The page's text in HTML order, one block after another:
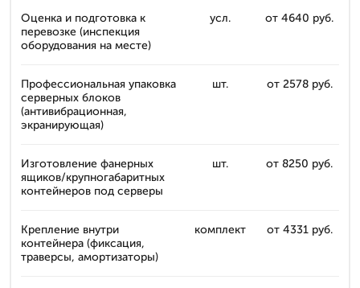
Оценка и подготовка к
перевозке (инспекция
оборудования на месте)
усл. от 4640 руб.
Профессиональная упаковка
серверных блоков
(антивибрационная,
экранирующая)
шт. от 2578 руб.
Изготовление фанерных
ящиков/крупногабаритных
контейнеров под серверы
шт. от 8250 руб.
Крепление внутри
контейнера (фиксация,
траверсы, амортизаторы)
комплект от 4331 руб.